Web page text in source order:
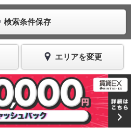
検索条件保存
エリアを変更